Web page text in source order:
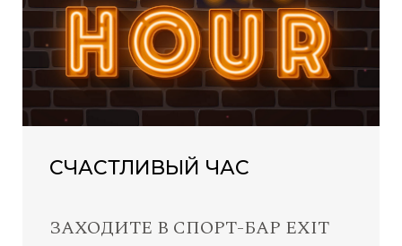
СЧАСТЛИВЫЙ ЧАС
ЗАХОДИТЕ В СПОРТ-БАР EXIT